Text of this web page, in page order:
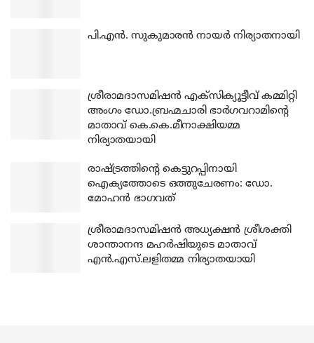
പി.എന്‍. സുകുമാരന്‍ നായര്‍ നിര്യാതനായി
ശ്രീരാമദാസമിഷന്‍ എക്‌സിക്യൂട്ടീവ് കമ്മിറ്റി
അംഗം ഡോ.ബ്രഹ്മചാരി ഭാര്‍ഗവറാമിന്റെ
മാതാവ് കെ.കെ.മീനാക്ഷിയമ്മ
നിര്യാതയായി
രാഷ്ട്രത്തിന്റെ കെട്ടുറപ്പിനായി
ഐക്യത്തോടെ ഒത്തുചേരണം: ഡോ.
മോഹന്‍ ഭാഗവത്
ശ്രീരാമദാസമിഷന്‍ അധ്യക്ഷന്‍ ശ്രീശക്തി
ശാന്താനന്ദ മഹര്‍ഷിയുടെ മാതാവ്
എന്‍.എസ്.ലളിതമ്മ നിര്യാതയായി